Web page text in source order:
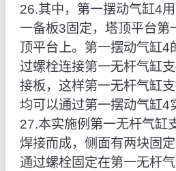
26.其中，第一摆动气缸4
一备板3固定，塔顶平台第
顶平台上。第一摆动气缸
过螺栓连接第一无杆气缸
接板，这样第一无杆气缸
均可以通过第一摆动气缸4
27.本实施例第一无杆气缸
焊接而成，侧面有两块固
通过螺栓固定在第一无杆